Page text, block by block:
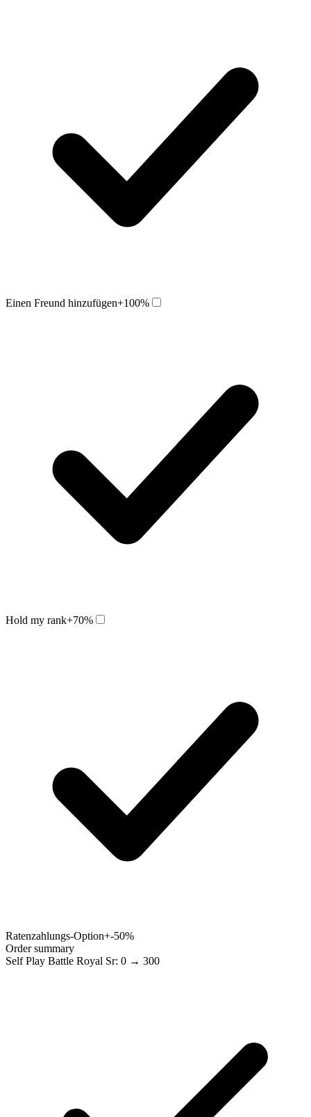
Einen Freund hinzufügen+100%
Hold my rank+70%
Ratenzahlungs-Option+-50%
Order summary
Self Play Battle Royal Sr: 0 → 300